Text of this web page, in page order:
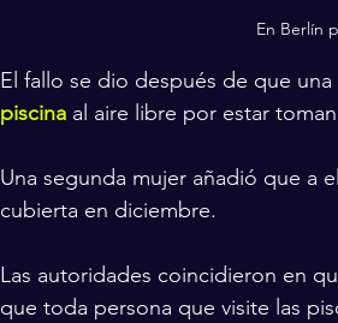
En Berlín
El fallo se dio después de que
piscina al aire libre por estar
Una segunda mujer añadió que a
cubierta en diciembre.
Las autoridades coincidieron en
que toda persona que visite las